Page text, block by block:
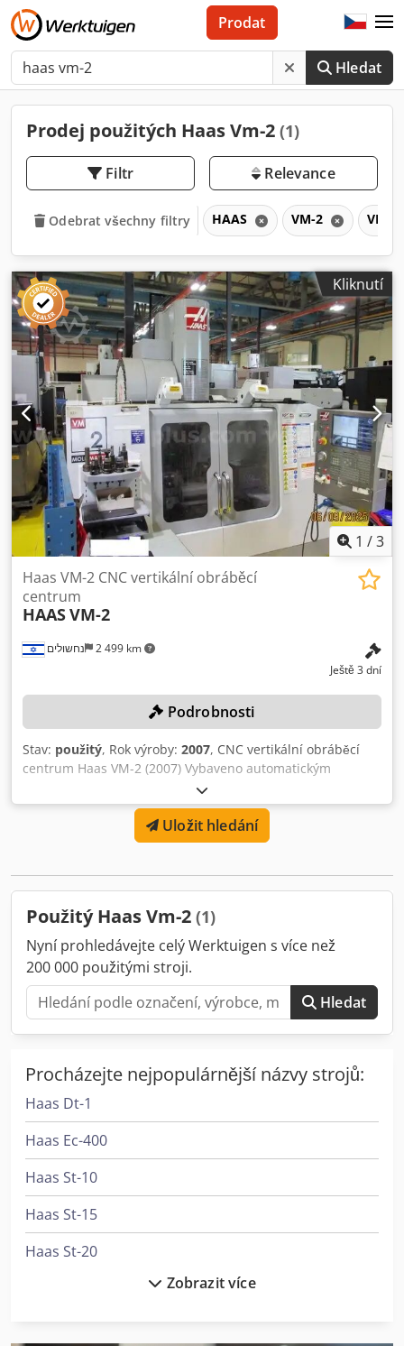
Hledat
Prodat
Prodej použitých Haas Vm-2 (1)
Filtr Relevance
Odebrat všechny filtry HAAS VM-2 VM
Kliknutí
1 /3
נחשולים 2 499 km
Haas VM-2 CNC vertikální obráběcí
centrum
HAASVM-2
Ještě 3 dní
Podrobnosti
Stav: použitý, Rok výroby: 2007, CNC vertikální obráběcí
centrum Haas VM-2 (2007) Vybaveno automatickým
měničem nástrojů s kapacitou 24 nástrojů a odstraňovačem
třísek. Zájemci jsou povinni stáhnout požadovaný
dokument od prodejce z níže uvedeného odkazu. V případě
prodeje v Izraeli by měli zájemci vyplnit pouze sekci 1. V
odeslat sekce 1 a 2. Cedpfozpattox Akrjrf Upozorňujeme na
součástí obchodních podmínek.
Uložit hledání
Použitý Haas Vm-2 (1)
Nyní prohledávejte celý Werktuigen s více než
200 000 použitými stroji.
Hledat
Procházejte nejpopulárnější názvy strojů:
Haas Dt-1
Haas Ec-400
Haas St-10
Haas St-15
Haas St-20
Zobrazit více